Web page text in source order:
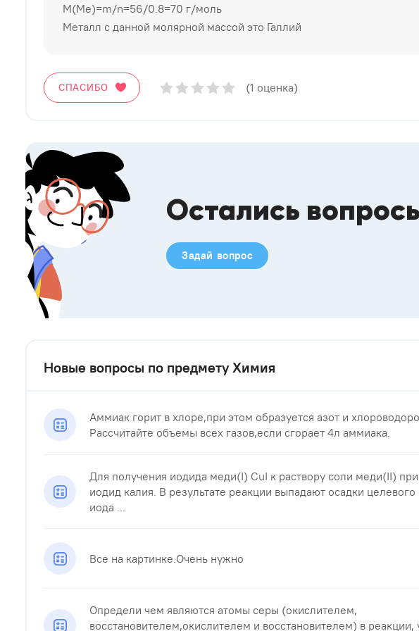
M(Me)=m/n=56/0.8=70 г/моль
Металл с данной молярной массой это Галлий
СПАСИБО (1 оценка)
Остались
Задай вопрос
Новые вопросы по предмету Химия
Аммиак горит в хлоре,при этом образуется азот и
Рассчитайте объемы всех газов,если сгорает 4л аммиака.
Для получения иодида меди(I) CuI к раствору соли меди(II)
иодид калия. В результате реакции выпадают осадки целевого
иода ...
Все на картинке.Очень нужно​
Определи чем являются атомы серы (окислителем,
восстановителем,окислителем и восстановителем) в реакции,